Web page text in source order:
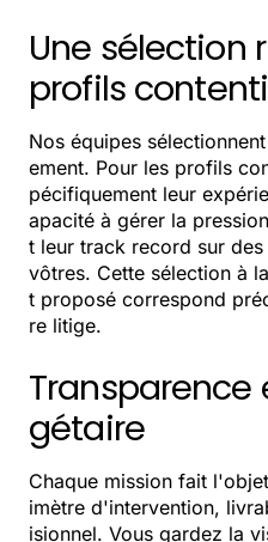
Une sélection
profils
Nos équipes
ement. Pour les profils
pécifiquement leur
apacité à gérer la
t leur track record sur
vôtres. Cette sélection à
t proposé correspond
re litige.
gétaire
Chaque mission fait
imètre d'intervention,
isionnel. Vous gardez la